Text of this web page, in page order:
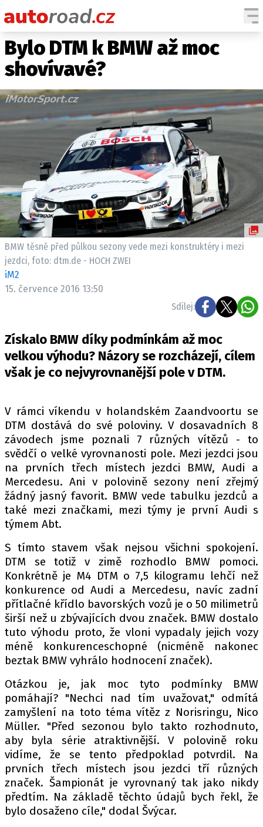
AUTA
NOVINKY
SPY
HISTORIE
ZAJÍMAVOSTI
TECHNIKA
EKONOMIKA
ČESKÝ TRH
TUNING
PROFI
TRH S ELEKTROMOBILY
RALLY
ROZHOVORY
DAKAR
Z DOMOVA
ZE SVĚTA
MOTORSPORT
ČEŠI V AKCI
FIA CEZ & POHÁRY
MEZINÁRODNÍ SCÉNA
SLEDUJTE NÁS NA |
Máte příběh, fotku nebo video?
ETICKÝ KODEX
KONTAKT
VYDAVATEL
INZERCE
OSOBNÍ ÚDAJE / COOKIES
Bylo DTM k BMW až moc
shovívavé?
BMW těsně před půlkou sezony vede mezi konstruktéry i mezi
jezdci, foto: dtm.de - HOCH ZWEI
iM2
15. července 2016 13:50
Sdílej:
Získalo BMW díky podmínkám až moc
velkou výhodu? Názory se rozcházejí, cílem
však je co nejvyrovnanější pole v DTM.
V rámci víkendu v holandském Zaandvoortu se
DTM dostává do své poloviny. V dosavadních 8
závodech jsme poznali 7 různých vítězů - to
svědčí o velké vyrovnanosti pole. Mezi jezdci jsou
na prvních třech místech jezdci BMW, Audi a
Mercedesu. Ani v polovině sezony není zřejmý
žádný jasný favorit. BMW vede tabulku jezdců a
také mezi značkami, mezi týmy je první Audi s
týmem Abt.
S tímto stavem však nejsou všichni spokojení.
DTM se totiž v zimě rozhodlo BMW pomoci.
Konkrétně je M4 DTM o 7,5 kilogramu lehčí než
konkurence od Audi a Mercedesu, navíc zadní
přítlačné křídlo bavorských vozů je o 50 milimetrů
širší než u zbývajících dvou značek. BMW dostalo
tuto výhodu proto, že vloni vypadaly jejich vozy
méně konkurenceschopné (nicméně nakonec
beztak BMW vyhrálo hodnocení značek).
Otázkou je, jak moc tyto podmínky BMW
pomáhají? "Nechci nad tím uvažovat," odmítá
zamyšlení na toto téma vítěz z Norisringu, Nico
Müller. "Před sezonou bylo takto rozhodnuto,
aby byla série atraktivnější. V polovině roku
vidíme, že se tento předpoklad potvrdil. Na
prvních třech místech jsou jezdci tří různých
značek. Šampionát je vyrovnaný tak jako nikdy
předtím. Na základě těchto údajů bych řekl, že
bylo dosaženo cíle," dodal Švýcar.